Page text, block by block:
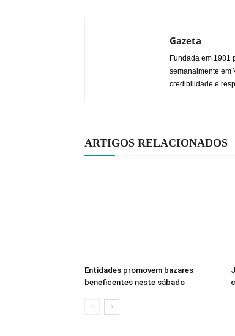
Gazeta
Fundada em 1981
semanalmente em
credibilidade e
ARTIGOS RELACIONADOS
Entidades promovem bazares
beneficentes neste sábado